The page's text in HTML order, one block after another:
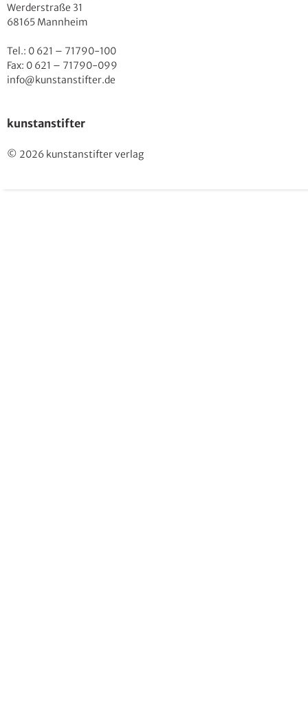
Werderstraße 31
68165 Mannheim
Tel.: 0 621 – 71790-100
Fax: 0 621 – 71790-099
info@kunstanstifter.de
kunstanstifter
© 2026 kunstanstifter verlag